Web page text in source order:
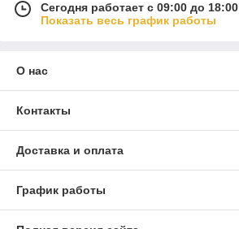
Сегодня работает с 09:00 до 18:00
Показать весь график работы
О нас
Контакты
Доставка и оплата
График работы